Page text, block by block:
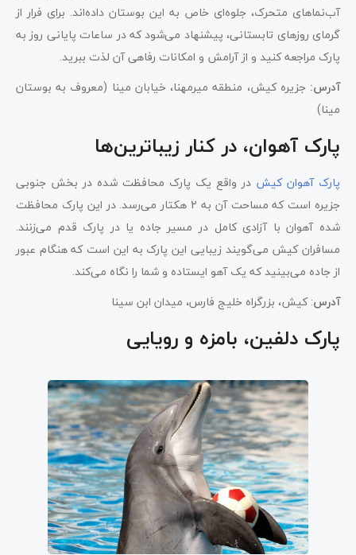
آب‌نماهای متحرک، جلوه‌ای خاص به این بوستان داده‌اند. برای فرار از
گرمای روزهای تابستانی، پیشنهاد می‌شود که در ساعات پایانی روز به
پارک مراجعه کنید و از آرامش و امکانات رفاهی آن لذت ببرید.
آدرس: جزیره کیش، منطقه میرمهنا، خیابان مینا (معروف به بوستان
مینا)
پارک آهوان، در کنار زیباترین‌ها
پارک آهوان کیش در واقع یک پارک محافظت شده در بخش جنوبی
جزیره است که مساحت آن به 2 هکتار می‌رسد. در این پارک محافظت
شده آهوان با آزادی کامل در مسیر جاده یا در پارک قدم می‌زنند.
مسافران کیش می‌گویند زیبایی این پارک به این است که هنگام عبور
از جاده می‌بینید که یک آهو ایستاده و شما را نگاه می‌کند.
آدرس: کیش، بزرگراه خلیج فارس، میدان ابن سینا
پارک دلفین، بامزه و رویایی